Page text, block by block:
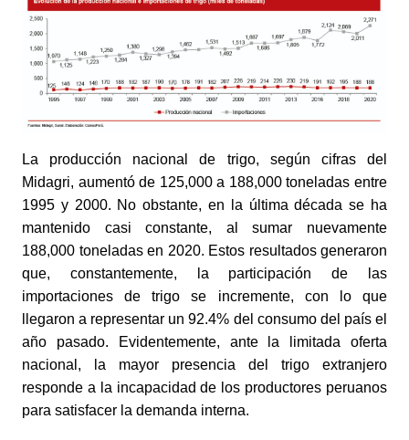
La producción nacional de trigo, según cifras del
Midagri, aumentó de 125,000 a 188,000 toneladas entre
1995 y 2000. No obstante, en la última década se ha
mantenido casi constante, al sumar nuevamente
188,000 toneladas en 2020. Estos resultados generaron
que, constantemente, la participación de las
importaciones de trigo se incremente, con lo que
llegaron a representar un 92.4% del consumo del país el
año pasado. Evidentemente, ante la limitada oferta
nacional, la mayor presencia del trigo extranjero
responde a la incapacidad de los productores peruanos
para satisfacer la demanda interna.